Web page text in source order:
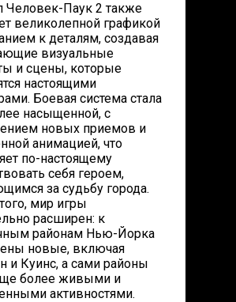
Человек-Паук 2 также
великолепной графикой
к деталям, создавая
визуальные
и сцены, которые
настоящими
Боевая система стала
насыщенной, с
новых приемов и
анимацией, что
по-настоящему
себя героем,
за судьбу города.
мир игры
расширен: к
районам Нью-Йорка
новые, включая
и Куинс, а сами районы
более живыми и
активностями.